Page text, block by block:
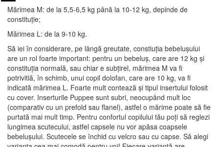
Mărimea M: de la 5,5-6,5 kg până la 10-12 kg, depinde de
constituție;
Mărimea L: de la 9-10 kg.
Să iei în considerare, pe lângă greutate, constiuția bebelușului
are un rol foarte important: pentru un bebeluș, care are 12 kg și
constituția normală, sau chiar e subțirel, mărimea M va fi
potrivitiă, în schimb, unui copil dolofan, care are 10 kg, va fi
indicată mărimea L. Foarte mult contează și tipul insertului folosit
cu cover. Inserturile Puppee sunt subri, neocupând mult loc
(comparativ cu un prefold sau flanel), astfel o mărime poate să fie
purtată mai mult timp. Pentru confortul copilului tău poți să reglezi
lungimea scutecului, astfel capsele nu vor apăsa coapsele
bebelușului. Scutecele se închid cu velcro sau cu capse. Să alegi